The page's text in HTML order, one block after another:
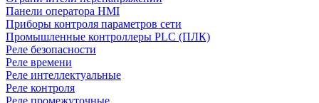
Панели оператора HMI
Приборы контроля параметров сети
Промышленные контроллеры PLC (ПЛК)
Реле безопасности
Реле времени
Реле интеллектуальные
Реле контроля
Реле промежуточные